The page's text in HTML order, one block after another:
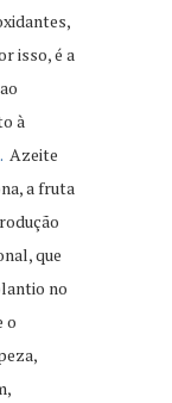
isso, é a
à
Azeite
a fruta
que
no
o